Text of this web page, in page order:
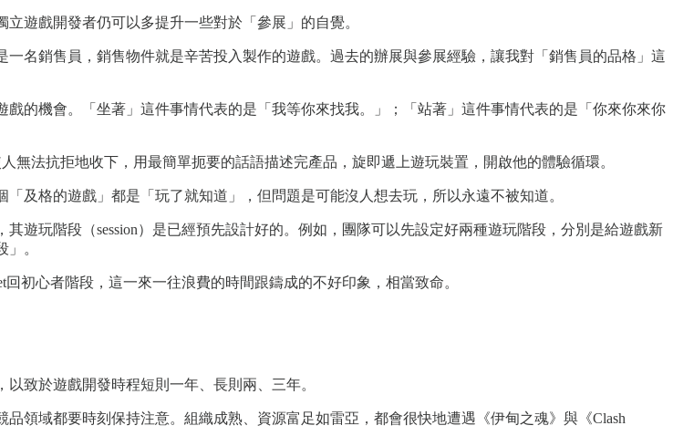
遊戲開發者仍可以多提升一些對於「參展」的自覺。
名銷售員，銷售物件就是辛苦投入製作的遊戲。過去的辦展與參展經驗，讓我對「銷售員的品格」這
的機會。「坐著」這件事情代表的是「我等你來找我。」；「站著」這件事情代表的是「你來你來你
法抗拒地收下，用最簡單扼要的話語描述完產品，旋即遞上遊玩裝置，開啟他的體驗循環。
及格的遊戲」都是「玩了就知道」，但問題是可能沒人想去玩，所以永遠不被知道。
遊玩階段（session）是已經預先設計好的。例如，團隊可以先設定好兩種遊玩階段，分別是給遊戲新
。
初心者階段，這一來一往浪費的時間跟鑄成的不好印象，相當致命。
致於遊戲開發時程短則一年、長則兩、三年。
領域都要時刻保持注意。組織成熟、資源富足如雷亞，都會很快地遭遇《伊甸之魂》與《Clash